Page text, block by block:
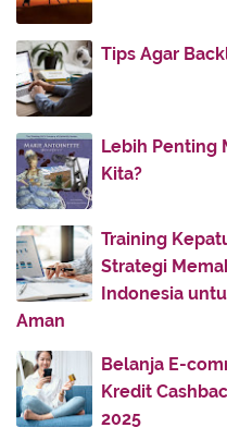
► July(51)
► June
► May
▼ April(30)
Pendidikan dan
Qonaahnya Sang Istri
Sederhana dan
Segarkan Kembali
Takwa dan Sikap
Tanganmu Ibu
Tetangga Yang Baik
Tips Agar
Lebih Penting
Kita?
Training
Strategi
Indonesia
Aman
Belanja E-
Kredit
2025